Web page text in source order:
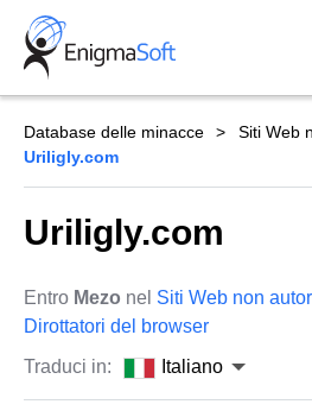
Skip
content
Database delle minacce
Siti Web
Uriligly.com
Uriligly.com
Entro Mezo nel Siti Web non
Dirottatori del browser
Traduci in:
Italiano